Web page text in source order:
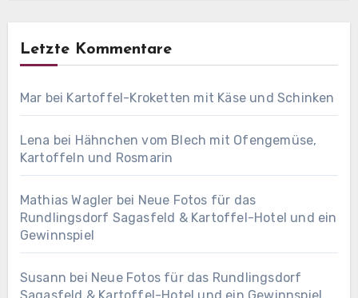
Letzte Kommentare
Mar bei Kartoffel-Kroketten mit Käse und Schinken
Lena bei Hähnchen vom Blech mit Ofengemüse,
Kartoffeln und Rosmarin
Mathias Wagler bei Neue Fotos für das
Rundlingsdorf Sagasfeld & Kartoffel-Hotel und ein
Gewinnspiel
Susann bei Neue Fotos für das Rundlingsdorf